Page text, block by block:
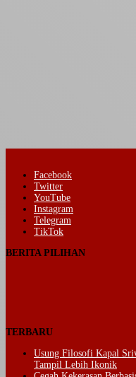
Facebook
Twitter
YouTube
Instagram
Telegram
TikTok
BERITA PILIHAN
TERBARU
Usung Filosofi Kapal
Tampil Lebih Ikonik